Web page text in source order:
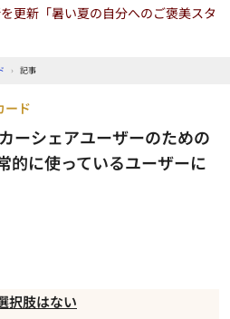
更新「暑い夏の自分へのご褒美スタ
› 記事
ーシェアユーザーのための
に使っているユーザーに
ード
択肢はない